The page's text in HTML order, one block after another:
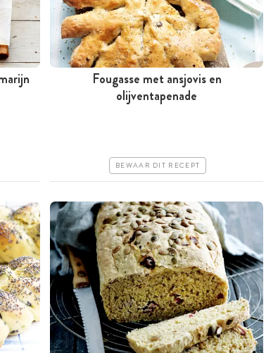
Minder dan 30 minuten
Fougasse met ansjovis en
olijventapenade
BEWAAR DIT RECEPT